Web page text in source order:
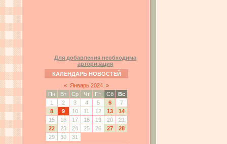
Для добавления необходима
авторизация
КАЛЕНДАРЬ НОВОСТЕЙ
« Январь 2024 »
Пн
Вт Ср Чт Пт Сб
Вс
1
2 3 4 5 6
7
8
9 10 11 12 13
14
15
16 17 18 19 20
21
22
23 24 25 26 27
28
29
30 31